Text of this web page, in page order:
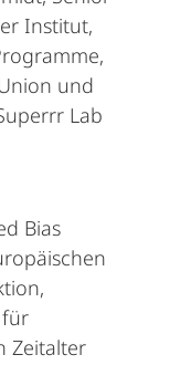
Institut,
und
Lab
Bias
für
Zeitalter